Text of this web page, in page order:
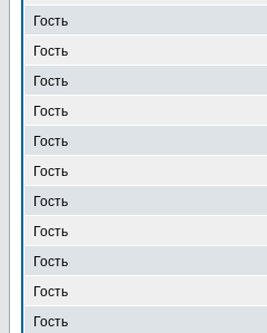
Гость
Гость
Гость
Гость
Гость
Гость
Гость
Гость
Гость
Гость
Гость